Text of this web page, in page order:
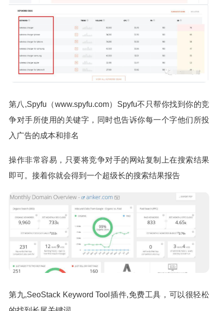
第八,Spyfu（www.spyfu.com）Spyfu不只帮你找到你的竞
争对手所使用的关键字，同时也告诉你每一个字他们所投
入广告的成本和排名
操作非常容易，只要将竞争对手的网站复制上在搜索结果
即可。接着你就会得到一个超级长的搜索结果报告
第九,SeoStack Keyword Tool插件,免费工具，可以很轻松